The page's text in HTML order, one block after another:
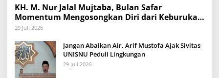
KH. M. Nur Jalal Mujtaba, Bulan Safar
Momentum Mengosongkan Diri dari Keburukan
dan Mengisinya dengan Amal Kebaikan
29 Juli 2026
Jangan Abaikan Air, Arif Mustofa Ajak Sivitas
UNISNU Peduli Lingkungan
29 Juli 2026